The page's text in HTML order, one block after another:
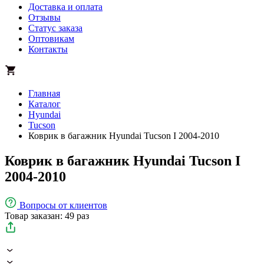
Доставка и оплата
Отзывы
Статус заказа
Оптовикам
Контакты
Главная
Каталог
Hyundai
Tucson
Коврик в багажник Hyundai Tucson I 2004-2010
Коврик в багажник Hyundai Tucson I
2004-2010
Вопросы от клиентов
Товар заказан: 49 раз